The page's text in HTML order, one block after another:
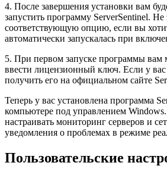
4. После завершения установки вам
запустить программу ServerSentinel. Не
соответствующую опцию, если вы
автоматически запускалась при
5. При первом запуске программы вам
ввести лицензионный ключ. Если у
получить его на официальном сайте
Теперь у вас установлена программа
компьютере под управлением
настраивать мониторинг серверов и
уведомления о проблемах в режиме
Пользовательские